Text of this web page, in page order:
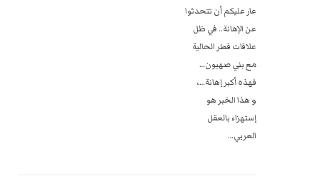
عار عليكم أن تتحدثوا ‏
عن الإهانة.. في ظل ‏
علاقات قطر الحالية ‏
مع بني صهيون… ‏
فهذه أكبر إهانة…، ‏
و هذا الخبر هو ‏
إستهزاء بالعقل ‏
العربي…‏‎ ‎